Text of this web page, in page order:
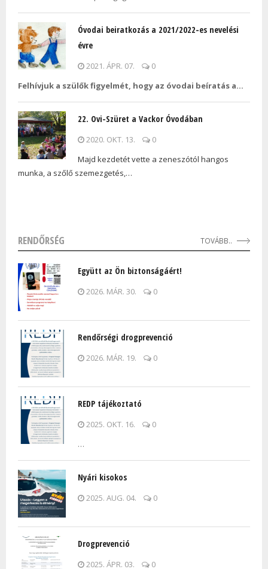
Óvodai beiratkozás a 2021/2022-es nevelési
évre
2021. ÁPR. 07.
0
Felhívjuk a szülők figyelmét, hogy az óvodai beíratás a…
22. Ovi-Szüret a Vackor Óvodában
2020. OKT. 13.
0
Majd kezdetét vette a zeneszótól hangos
munka, a szőlő szemezgetés,…
RENDŐRSÉG
Együtt az Ön biztonságáért!
2026. MÁR. 30. 0
Rendőrségi drogprevenció
2026. MÁR. 19. 0
REDP tájékoztató
2025. OKT. 16.
0
…
Nyári kisokos
2025. AUG. 04. 0
Drogprevenció
2025. ÁPR. 03. 0
TOVÁBB..